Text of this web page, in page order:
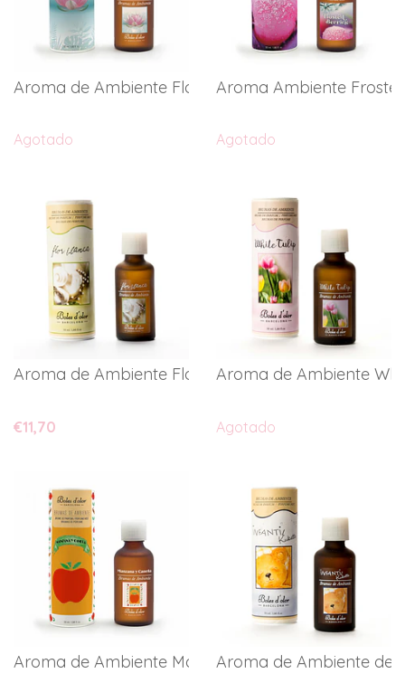
Aroma de Ambiente Flor de L...
Agotado
Aroma Ambiente
Agotado
Aroma de Ambiente Flor Branca
€11,70
Aroma de Ambiente
Agotado
Aroma de Ambiente Maçã e Ca...Aroma de Ambiente de